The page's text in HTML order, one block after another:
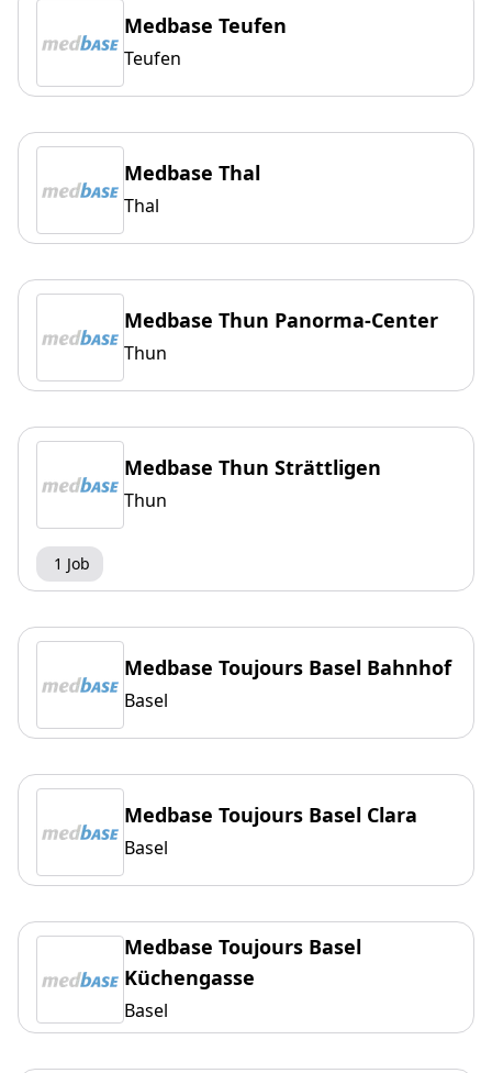
Medbase Teufen
Teufen
Medbase Thal
Thal
Medbase Thun Panorma-Center
Thun
Medbase Thun Strättligen
Thun
1 Job
Medbase Toujours Basel Bahnhof
Basel
Medbase Toujours Basel Clara
Basel
Medbase Toujours Basel
Küchengasse
Basel